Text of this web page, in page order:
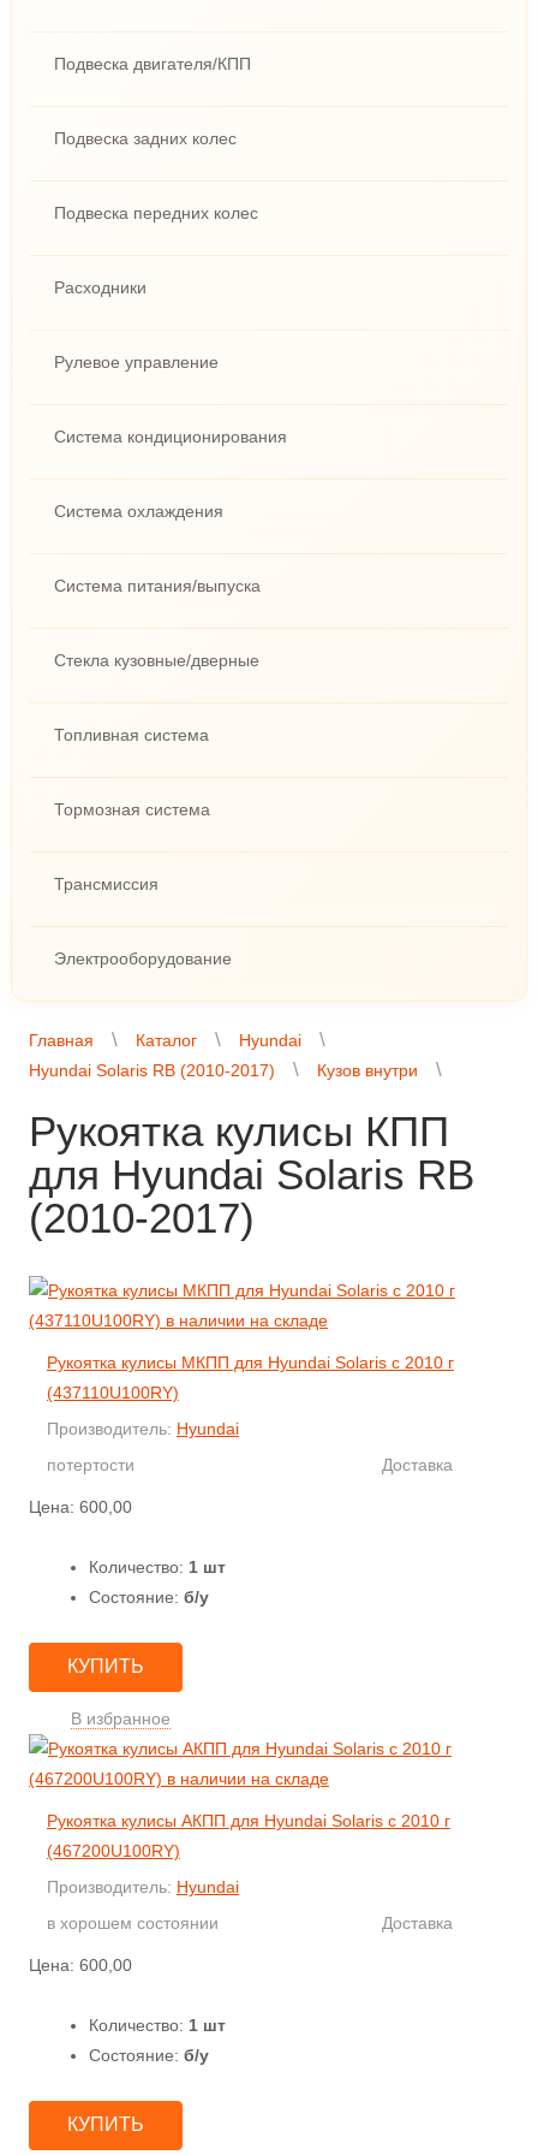
Подвеска двигателя/КПП
Подвеска задних колес
Подвеска передних колес
Расходники
Рулевое управление
Система кондиционирования
Система охлаждения
Система питания/выпуска
Стекла кузовные/дверные
Топливная система
Тормозная система
Трансмиссия
Электрооборудование
Главная Каталог
Hyundai
Hyundai Solaris RB (2010-2017)
Кузов внутри
Рукоятка кулисы КПП
для Hyundai Solaris RB
(2010-2017)
Рукоятка кулисы МКПП для Hyundai Solaris с 2010 г
(437110U100RY)
Производитель: Hyundai
потертости
Доставка
Цена: 600,00
Количество: 1 шт
Состояние: б/у
КУПИТЬ
В избранное
Рукоятка кулисы АКПП для Hyundai Solaris с 2010 г
(467200U100RY)
Производитель: Hyundai
в хорошем состоянии
Доставка
Цена: 600,00
Количество: 1 шт
Состояние: б/у
КУПИТЬ